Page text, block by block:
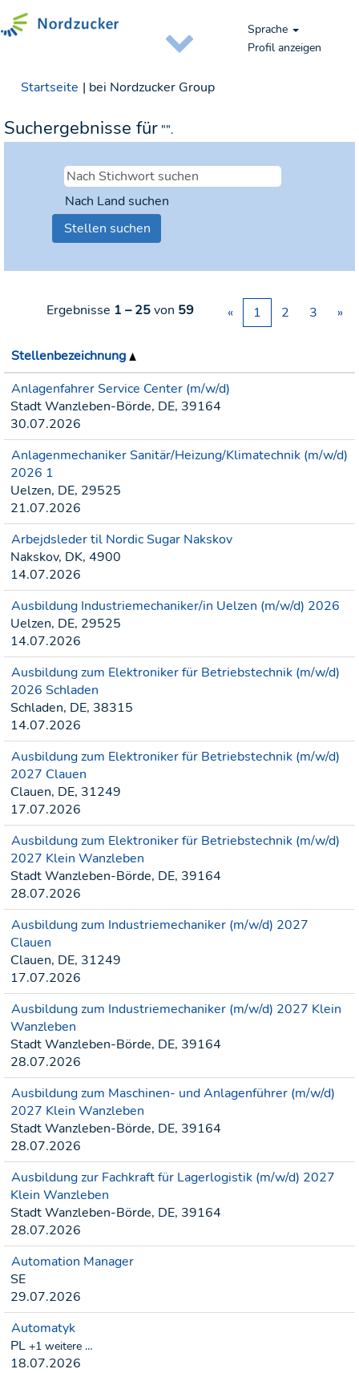
Sprache
Profil anzeigen
Startseite | bei Nordzucker Group(aktuelle
Suchergebnisse für "".
Nach Land suchen
Ergebnisse 1 – 25von 59 « 1 2 3 »
Stellenbezeichnung
Anlagenfahrer Service Center (m/w/d)
Stadt Wanzleben-Börde, DE, 39164
30.07.2026
Anlagenmechaniker Sanitär/Heizung/Klimatechnik (m/w/d)
2026 1
Uelzen, DE, 29525
21.07.2026
Arbejdsleder til Nordic Sugar Nakskov
Nakskov, DK, 4900
14.07.2026
Ausbildung Industriemechaniker/in Uelzen (m/w/d) 2026
Uelzen, DE, 29525
14.07.2026
Ausbildung zum Elektroniker für Betriebstechnik (m/w/d)
2026 Schladen
Schladen, DE, 38315
14.07.2026
Ausbildung zum Elektroniker für Betriebstechnik (m/w/d)
2027 Clauen
Clauen, DE, 31249
17.07.2026
Ausbildung zum Elektroniker für Betriebstechnik (m/w/d)
2027 Klein Wanzleben
Stadt Wanzleben-Börde, DE, 39164
28.07.2026
Ausbildung zum Industriemechaniker (m/w/d) 2027
Clauen
Clauen, DE, 31249
17.07.2026
Ausbildung zum Industriemechaniker (m/w/d) 2027 Klein
Wanzleben
Stadt Wanzleben-Börde, DE, 39164
28.07.2026
Ausbildung zum Maschinen- und Anlagenführer (m/w/d)
2027 Klein Wanzleben
Stadt Wanzleben-Börde, DE, 39164
28.07.2026
Ausbildung zur Fachkraft für Lagerlogistik (m/w/d) 2027
Klein Wanzleben
Stadt Wanzleben-Börde, DE, 39164
28.07.2026
Automation Manager
SE
29.07.2026
Automatyk
PL +1 weitere …
18.07.2026